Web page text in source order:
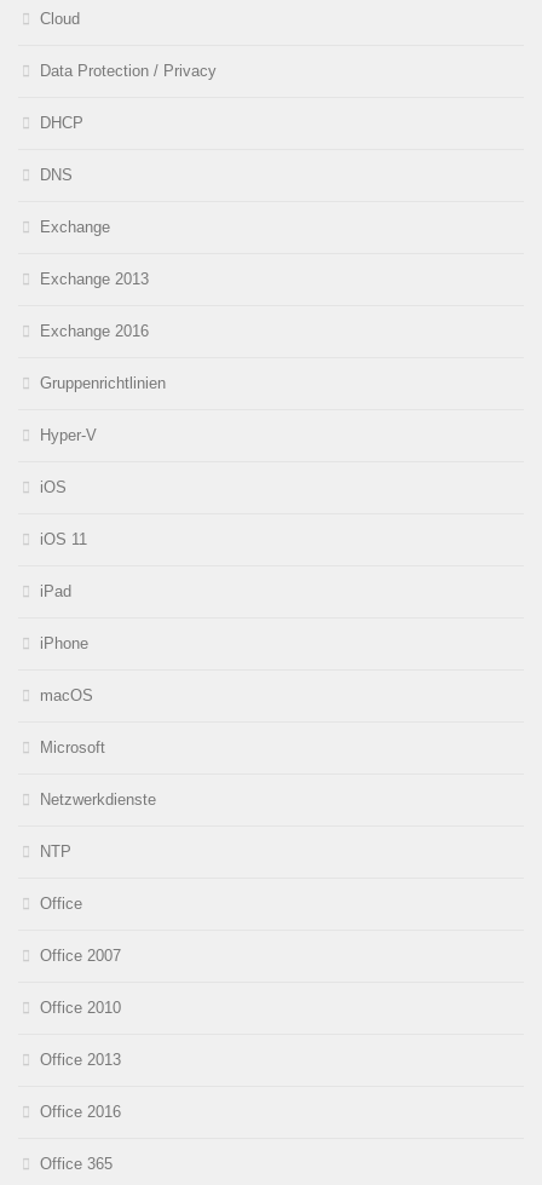
Cloud
Data Protection / Privacy
DHCP
DNS
Exchange
Exchange 2013
Exchange 2016
Gruppenrichtlinien
Hyper-V
iOS
iOS 11
iPad
iPhone
macOS
Microsoft
Netzwerkdienste
NTP
Office
Office 2007
Office 2010
Office 2013
Office 2016
Office 365